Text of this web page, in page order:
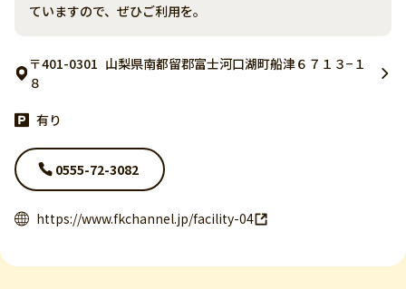
ていますので、ぜひご利用を。
〒401-0301 山梨県南都留郡富士河口湖町船津６７１３−１
８
有り
0555-72-3082
https://www.fkchannel.jp/facility-04